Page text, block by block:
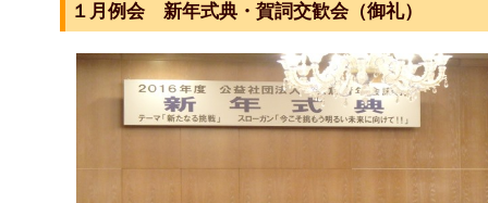
１月例会 新年式典・賀詞交歓会（御礼）